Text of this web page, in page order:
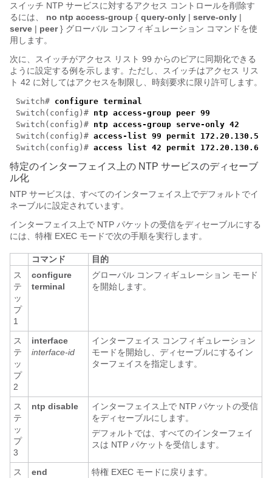
スイッチ NTP サービスに対するアクセス コントロールを削除す
るには、
no ntp access-group { query-only | serve-only |
serve | peer} グローバル コンフィギュレーション コマンドを使
用します。
次に、スイッチがアクセス リスト 99 からのピアに同期化できる
ように設定する例を示します。ただし、スイッチはアクセス リス
ト 42 に対してはアクセスを制限し、時刻要求に限り許可します。
Switch# configure terminal
Switch(config)# ntp access-group peer 99
Switch(config)# ntp access-group serve-only 42
Switch(config)# access-list 99 permit 172.20.130.5
Switch(config)# access list 42 permit 172.20.130.6
特定のインターフェイス上の NTP サービスのディセーブ
ル化
NTP サービスは、すべてのインターフェイス上でデフォルトでイ
ネーブルに設定されています。
インターフェイス上で NTP パケットの受信をディセーブルにする
には、特権 EXEC モードで次の手順を実行します。
コマンド
目的
ス
テ
ッ
プ
1
configure
terminal
グローバル コンフィギュレーション モード
を開始します。
ス
テ
ッ
プ
2
interface
interface-id
インターフェイス コンフィギュレーション
モードを開始し、ディセーブルにするイン
ターフェイスを指定します。
ス
テ
ッ
プ
3
ntp disable
インターフェイス上で NTP パケットの受信
をディセーブルにします。
デフォルトでは、すべてのインターフェイ
スは NTP パケットを受信します。
ス
end 特権 EXEC モードに戻ります。